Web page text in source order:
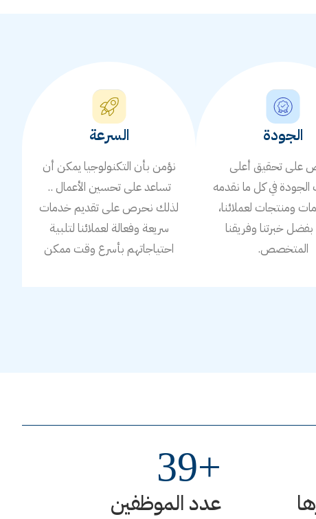
الجودة
على تحقيق أعلى
في كل ما نقدمه
ومنتجات لعملائنا،
خبرتنا وفريقنا
المتخصص.
السرعة
نؤمن بأن التكنولوجيا يمكن أن
تساعد على تحسين الأعمال ..
لذلك نحرص على تقديم خدمات
سريعة وفعالة لعملائنا لتلبية
احتياجاتهم بأسرع وقت ممكن
عدد الموظفين
+
39